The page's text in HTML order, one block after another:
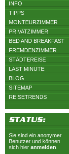
INFO
TIPPS
MONTEURZIMMER
PRIVATZIMMER
BED AND BREAKFAST
FREMDENZIMMER
STÄDTEREISE
LAST MINUTE
BLOG
SITEMAP
REISETRENDS
Sie sind ein anonymer
Benutzer und können
sich hier anmelden